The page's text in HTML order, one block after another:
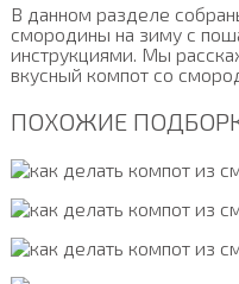
В данном разделе
смородины на зиму с
инструкциями. Мы
вкусный компот со
ПОХОЖИЕ